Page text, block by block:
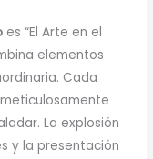
es “El Arte en el
elementos
Cada
La explosión
y la presentación